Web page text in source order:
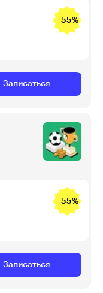
−55%
Записаться
−55%
Записаться